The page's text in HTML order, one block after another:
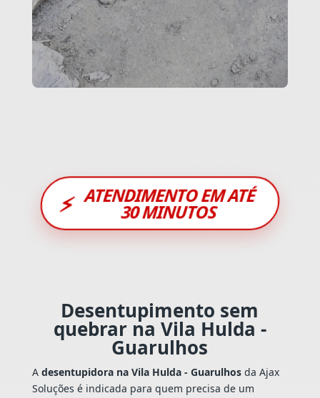
⚡ ATENDIMENTO EM ATÉ
30 MINUTOS
Desentupimento sem
quebrar na Vila Hulda -
Guarulhos
A desentupidora na Vila Hulda - Guarulhosda Ajax
Soluções é indicada para quem precisa de um